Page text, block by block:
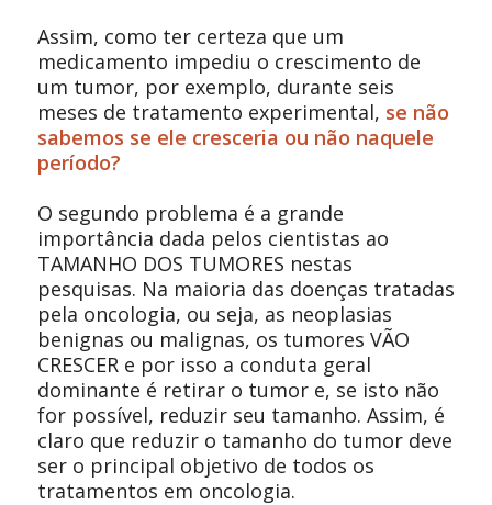
Assim, como ter certeza que um
medicamento impediu o crescimento de
um tumor, por exemplo, durante seis
meses de tratamento experimental, se não
sabemos se ele cresceria ou não naquele
período?
O segundo problema é a grande
importância dada pelos cientistas ao
TAMANHO DOS TUMORES nestas
pesquisas. Na maioria das doenças tratadas
pela oncologia, ou seja, as neoplasias
benignas ou malignas, os tumores VÃO
CRESCER e por isso a conduta geral
dominante é retirar o tumor e, se isto não
for possível, reduzir seu tamanho. Assim, é
claro que reduzir o tamanho do tumor deve
ser o principal objetivo de todos os
tratamentos em oncologia.